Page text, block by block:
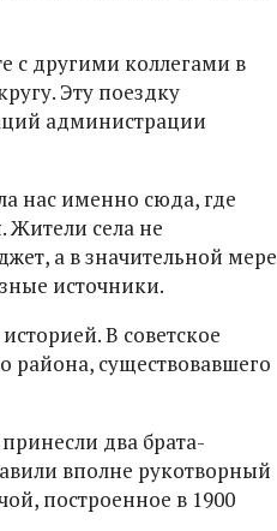
с другими коллегами в
Эту поездку
администрации
нас именно сюда, где
Жители села не
а в значительной мере
источники.
В советское
существовавшего
два брата-
вполне рукотворный
построенное в 1900